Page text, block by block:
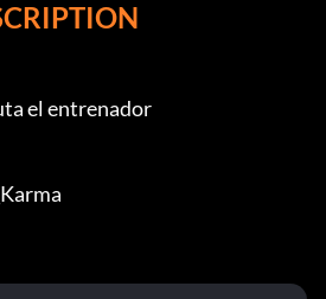
el entrenador